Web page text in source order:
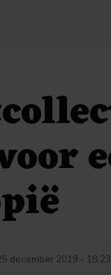
december 2019 - 18:23